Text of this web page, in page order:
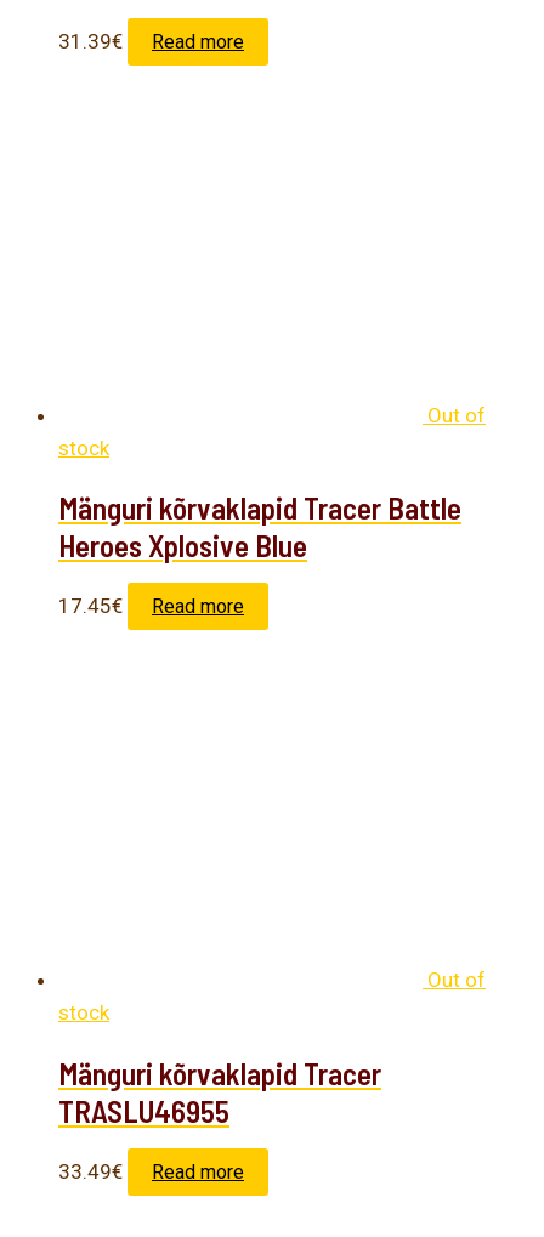
31.39€ Read more
Out of
stock
Mänguri kõrvaklapid Tracer Battle
Heroes Xplosive Blue
17.45€ Read more
Out of
stock
Mänguri kõrvaklapid Tracer
TRASLU46955
33.49€ Read more